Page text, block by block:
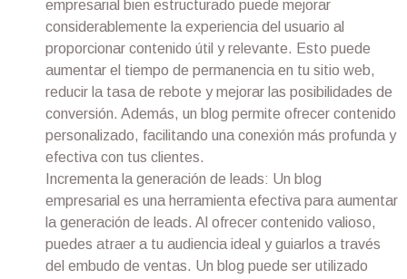
empresarial bien estructurado puede mejorar
considerablemente la experiencia del usuario al
proporcionar contenido útil y relevante. Esto puede
aumentar el tiempo de permanencia en tu sitio web,
reducir la tasa de rebote y mejorar las posibilidades de
conversión. Además, un blog permite ofrecer contenido
personalizado, facilitando una conexión más profunda y
efectiva con tus clientes.
Incrementa la generación de leads: Un blog
empresarial es una herramienta efectiva para aumentar
la generación de leads. Al ofrecer contenido valioso,
puedes atraer a tu audiencia ideal y guiarlos a través
del embudo de ventas. Un blog puede ser utilizado